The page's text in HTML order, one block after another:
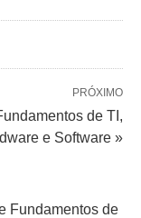
PRÓXIMO
de TI,
e Software »
Fundamentos de